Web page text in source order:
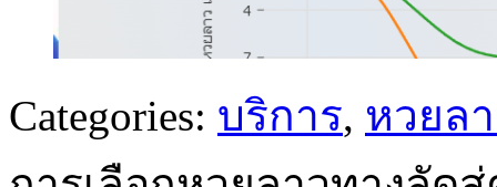
Categories: บริการ, หวยล